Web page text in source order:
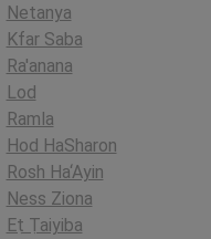
Netanya
Kfar Saba
Ra'anana
Lod
Ramla
Hod HaSharon
Rosh Ha‘Ayin
Ness Ziona
Eṭ Ṭaiyiba